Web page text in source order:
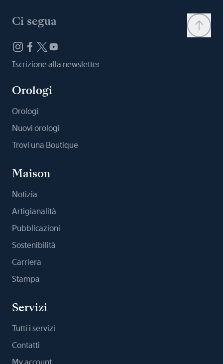
Ci segua
Iscrizione alla newsletter
Orologi
Orologi
Nuovi orologi
Trovi una Boutique
Maison
Notizia
Artigianalità
Pubblicazioni
Sostenibilità
Carriera
Stampa
Servizi
Tutti i servizi
Contatti